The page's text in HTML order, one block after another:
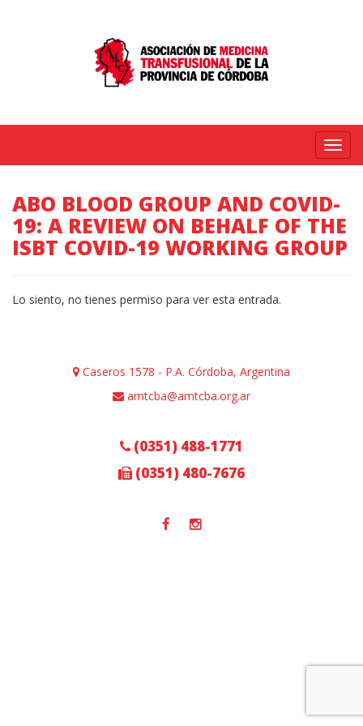
Menú
ABO BLOOD GROUP AND COVID-
19: A REVIEW ON BEHALF OF THE
ISBT COVID-19 WORKING GROUP
Lo siento, no tienes permiso para ver esta entrada.
Caseros 1578 - P.A. Córdoba, Argentina
amtcba@amtcba.org.ar
(0351) 488-1771
(0351) 480-7676